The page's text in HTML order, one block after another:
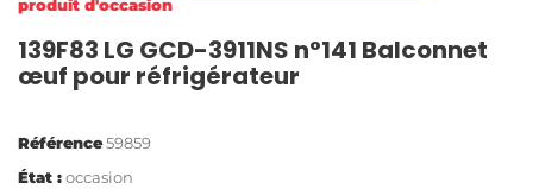
produit d'occasion
139F83 LG GCD-3911NS n°141 Balconnet
œuf pour réfrigérateur
Référence59859
État :occasion